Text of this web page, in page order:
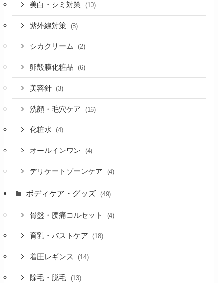
美白・シミ対策 (10)
紫外線対策 (8)
シカクリーム (2)
卵殻膜化粧品 (6)
美容針 (3)
洗顔・毛穴ケア (16)
化粧水 (4)
オールインワン (4)
デリケートゾーンケア (4)
ボディケア・グッズ (49)
骨盤・腰痛コルセット (4)
育乳・バストケア (18)
着圧レギンス (14)
除毛・脱毛 (13)